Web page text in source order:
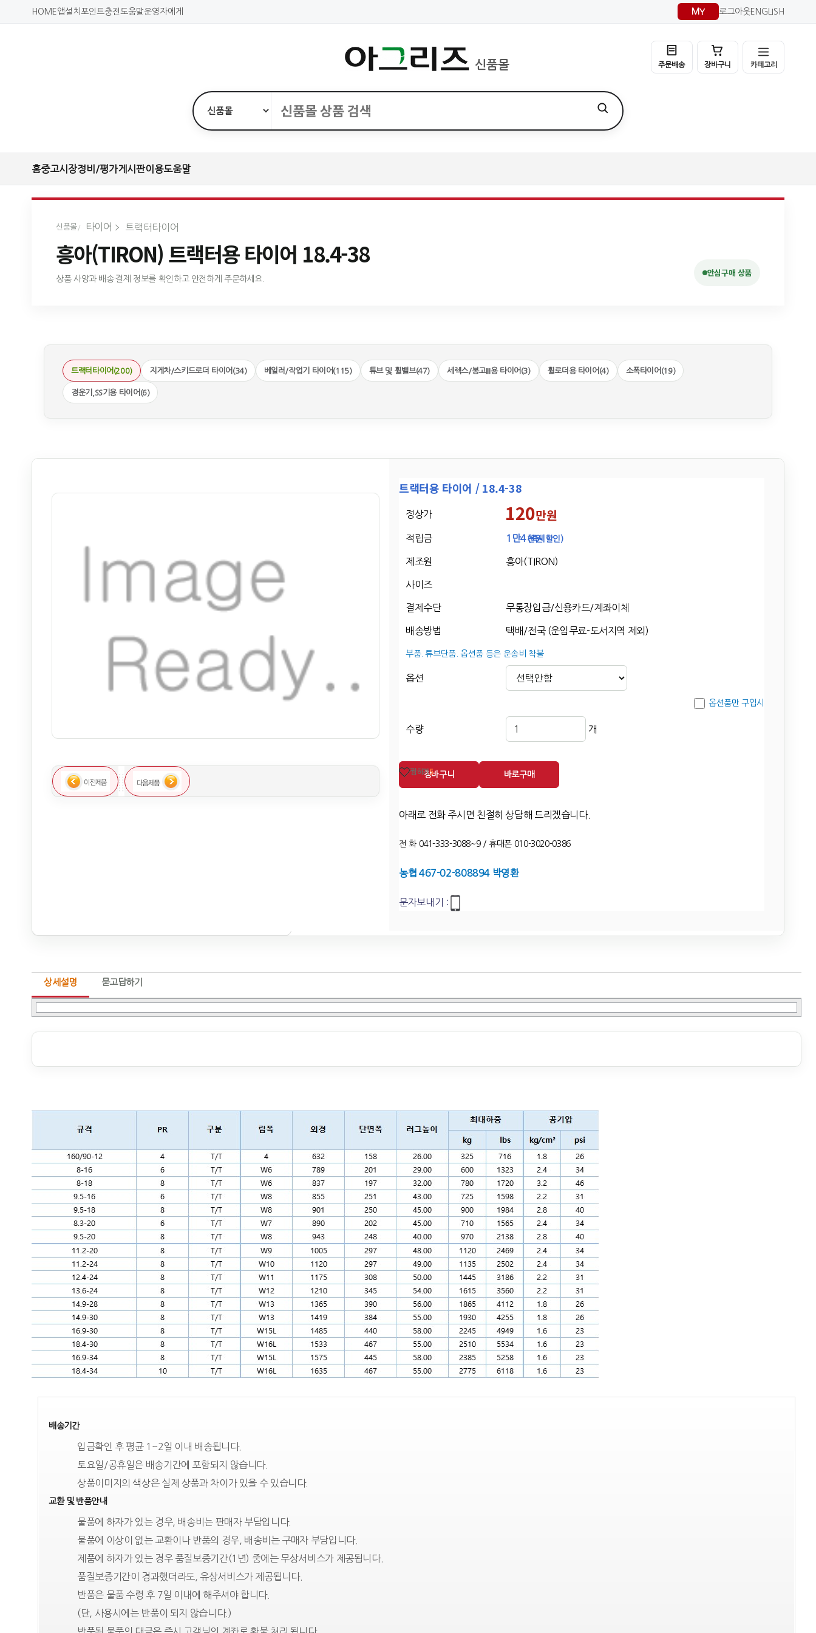
HOME 앱설치 포인트충전도움말운영자에게 MY 로그아웃ENGLISH
신품몰 주문배송 장바구니 카테고리
홈중고시장정비/평가게시판이용도움말
신품몰 타이어 트랙터타이어
흥아(TIRON) 트랙터용 타이어 18.4-38
상품 사양과 배송·결제 정보를 확인하고 안전하게 주문하세요.
안심구매 상품
트랙터타이어(200) 지게차/스키드로더 타이어(34) 베일러/작업기 타이어(115) 튜브 및 휠밸브(47) 세렉스/봉고III용 타이어(3) 휠로더용 타이어(4) 소폭타이어(19)
경운기,SS기용 타이어(6)
트랙터용 타이어 / 18.4-38
정상가 120만원
적립금 1만4천원
(즉시할인)
제조원 흥아(TIRON)
사이즈
결제수단 무통장입금/신용카드/계좌이체
배송방법 택배/전국 (운임무료-도서지역 제외)
부품. 튜브단품. 옵션품 등은 운송비 착불
옵션
옵션품만 구입시
수량 개
찜하기5
장바구니 바로구매
아래로 전화 주시면 친절히 상담해 드리겠습니다.
전 화 041-333-3088~9 / 휴대폰 010-3020-0386
농협 467-02-808894 박영환
문자보내기 :
상세설명 묻고답하기
배송기간
입금확인 후 평균 1~2일 이내 배송됩니다.
토요일/공휴일은 배송기간에 포함되지 않습니다.
상품이미지의 색상은 실제 상품과 차이가 있을 수 있습니다.
교환 및 반품안내
물품에 하자가 있는 경우, 배송비는 판매자 부담입니다.
물품에 이상이 없는 교환이나 반품의 경우, 배송비는 구매자 부담입니다.
제품에 하자가 있는 경우 품질보증기간(1년) 중에는 무상서비스가 제공됩니다.
품질보증기간이 경과했더라도, 유상서비스가 제공됩니다.
반품은 물품 수령 후 7일 이내에 해주셔야 합니다.
(단, 사용시에는 반품이 되지 않습니다.)